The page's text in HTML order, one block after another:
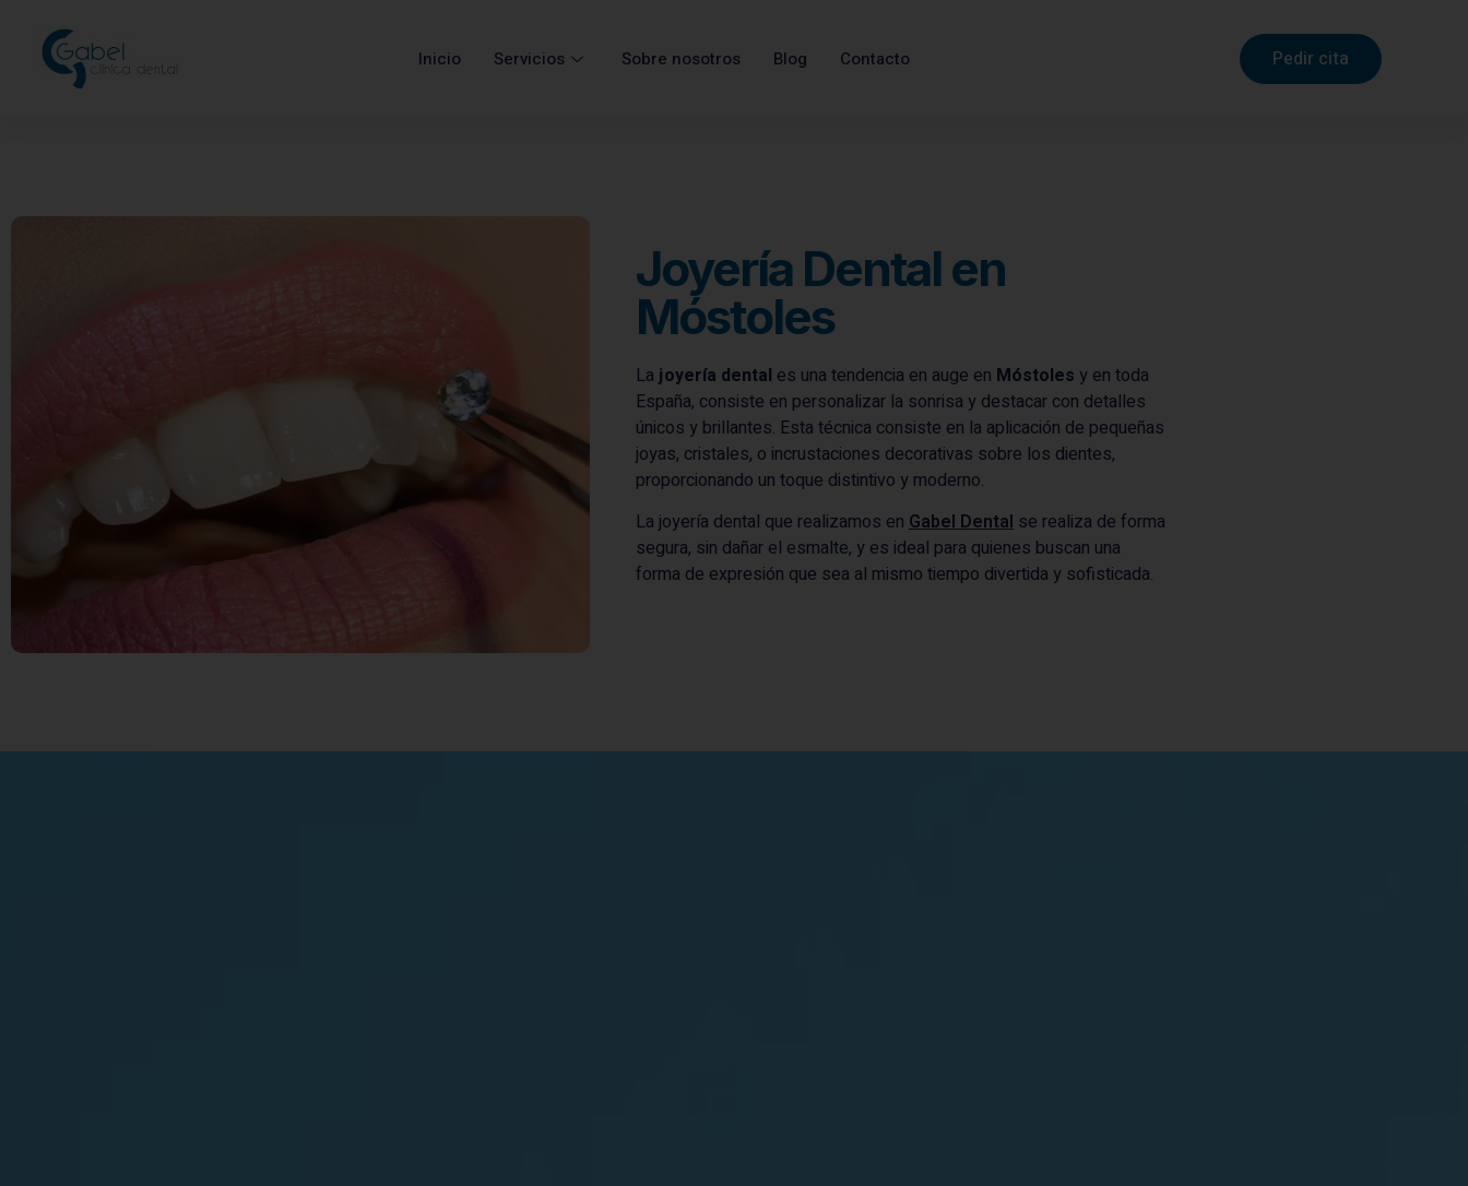
Inicio Servicios Sobre nosotros Blog Contacto Pedir cita
Joyería Dental en
Móstoles
La joyería dental es una tendencia en auge en Móstoles y en toda
España, consiste en personalizar la sonrisa y destacar con detalles
únicos y brillantes. Esta técnica consiste en la aplicación de pequeñas
joyas, cristales, o incrustaciones decorativas sobre los dientes,
proporcionando un toque distintivo y moderno.
La joyería dental que realizamos en Gabel Dental se realiza de forma
segura, sin dañar el esmalte, y es ideal para quienes buscan una
forma de expresión que sea al mismo tiempo divertida y sofisticada.